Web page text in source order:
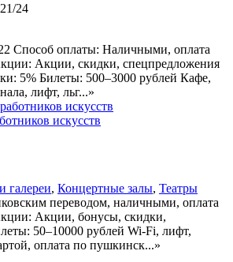
24
Способ оплаты: Наличными, оплата
Акции, скидки, спецпредложения
5% Билеты: 500–3000 рублей Кафе,
лифт, льг...»
искусств
галереи, Концертные залы, Театры
переводом, наличными, оплата
Акции, бонусы, скидки,
50–10000 рублей Wi-Fi, лифт,
оплата по пушкинск...»